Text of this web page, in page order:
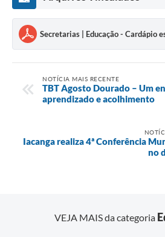
Secretarias | Educação - Cardápio
NOTÍCIA MAIS RECENTE
TBT Agosto Dourado – Um
aprendizado e acolhimento
Iacanga realiza 4ª Conferência
no
VEJA MAIS da categoria